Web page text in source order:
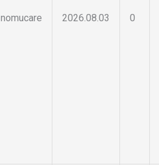
nomucare 2026.08.03 0